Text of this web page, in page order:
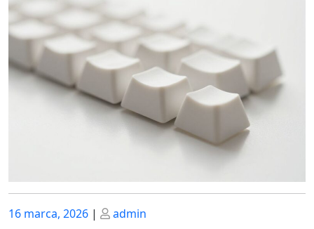
Posted
16 marca, 2026 | Posted
admin